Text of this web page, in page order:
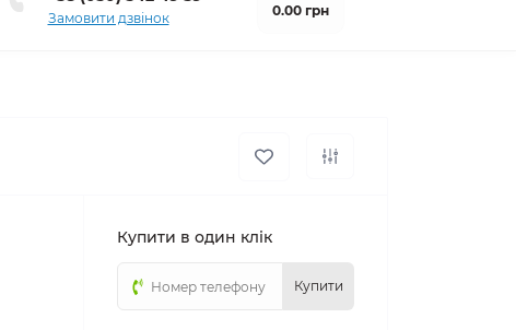
Замовити дзвінок 0.00 грн
Купити в один клік
Купити